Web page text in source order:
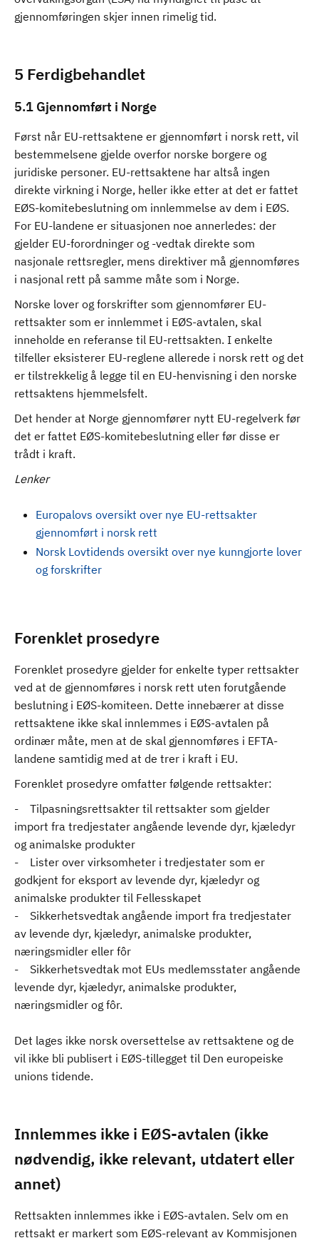
gjennomføringen skjer innen rimelig tid.
5 Ferdigbehandlet
5.1 Gjennomført i Norge
Først når EU-rettsaktene er gjennomført i norsk rett, vil
bestemmelsene gjelde overfor norske borgere og
juridiske personer. EU-rettsaktene har altså ingen
direkte virkning i Norge, heller ikke etter at det er fattet
EØS-komitebeslutning om innlemmelse av dem i EØS.
For EU-landene er situasjonen noe annerledes: der
gjelder EU-forordninger og -vedtak direkte som
nasjonale rettsregler, mens direktiver må gjennomføres
i nasjonal rett på samme måte som i Norge.
Norske lover og forskrifter som gjennomfører EU-
rettsakter som er innlemmet i EØS-avtalen, skal
inneholde en referanse til EU-rettsakten. I enkelte
tilfeller eksisterer EU-reglene allerede i norsk rett og det
er tilstrekkelig å legge til en EU-henvisning i den norske
rettsaktens hjemmelsfelt.
Det hender at Norge gjennomfører nytt EU-regelverk før
det er fattet EØS-komitebeslutning eller før disse er
trådt i kraft.
Lenker
Europalovs oversikt over nye EU-rettsakter
gjennomført i norsk rett
Norsk Lovtidends oversikt over nye kunngjorte lover
og forskrifter
Forenklet prosedyre
Forenklet prosedyre gjelder for enkelte typer rettsakter
ved at de gjennomføres i norsk rett uten forutgående
beslutning i EØS-komiteen. Dette innebærer at disse
rettsaktene ikke skal innlemmes i EØS-avtalen på
ordinær måte, men at de skal gjennomføres i EFTA-
landene samtidig med at de trer i kraft i EU.
Forenklet prosedyre omfatter følgende rettsakter:
- Tilpasningsrettsakter til rettsakter som gjelder
import fra tredjestater angående levende dyr, kjæledyr
og animalske produkter
- Lister over virksomheter i tredjestater som er
godkjent for eksport av levende dyr, kjæledyr og
animalske produkter til Fellesskapet
- Sikkerhetsvedtak angående import fra tredjestater
av levende dyr, kjæledyr, animalske produkter,
næringsmidler eller fôr
- Sikkerhetsvedtak mot EUs medlemsstater angående
levende dyr, kjæledyr, animalske produkter,
næringsmidler og fôr.
Det lages ikke norsk oversettelse av rettsaktene og de
vil ikke bli publisert i EØS-tillegget til Den europeiske
unions tidende.
Innlemmes ikke i EØS-avtalen (ikke
nødvendig, ikke relevant, utdatert eller
annet)
Rettsakten innlemmes ikke i EØS-avtalen. Selv om en
rettsakt er markert som EØS-relevant av Kommisjonen